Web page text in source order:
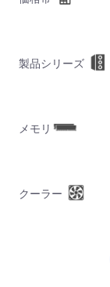
製品シリーズ
メモリ
クーラー